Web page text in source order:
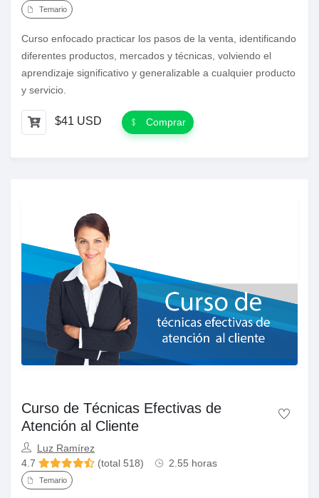
Temario
Curso enfocado practicar los pasos de la venta, identificando
diferentes productos, mercados y técnicas, volviendo el
aprendizaje significativo y generalizable a cualquier producto
y servicio.
$41 USD Comprar
Curso de Técnicas Efectivas de
Atención al Cliente
Luz Ramírez
4.7
(total 518) 2.55 horas
Temario